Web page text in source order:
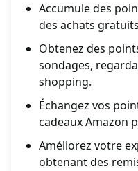
Accumule des
des achats
Obtenez des
sondages,
shopping.
Échangez vos
cadeaux Amazon
Améliorez votre
obtenant des